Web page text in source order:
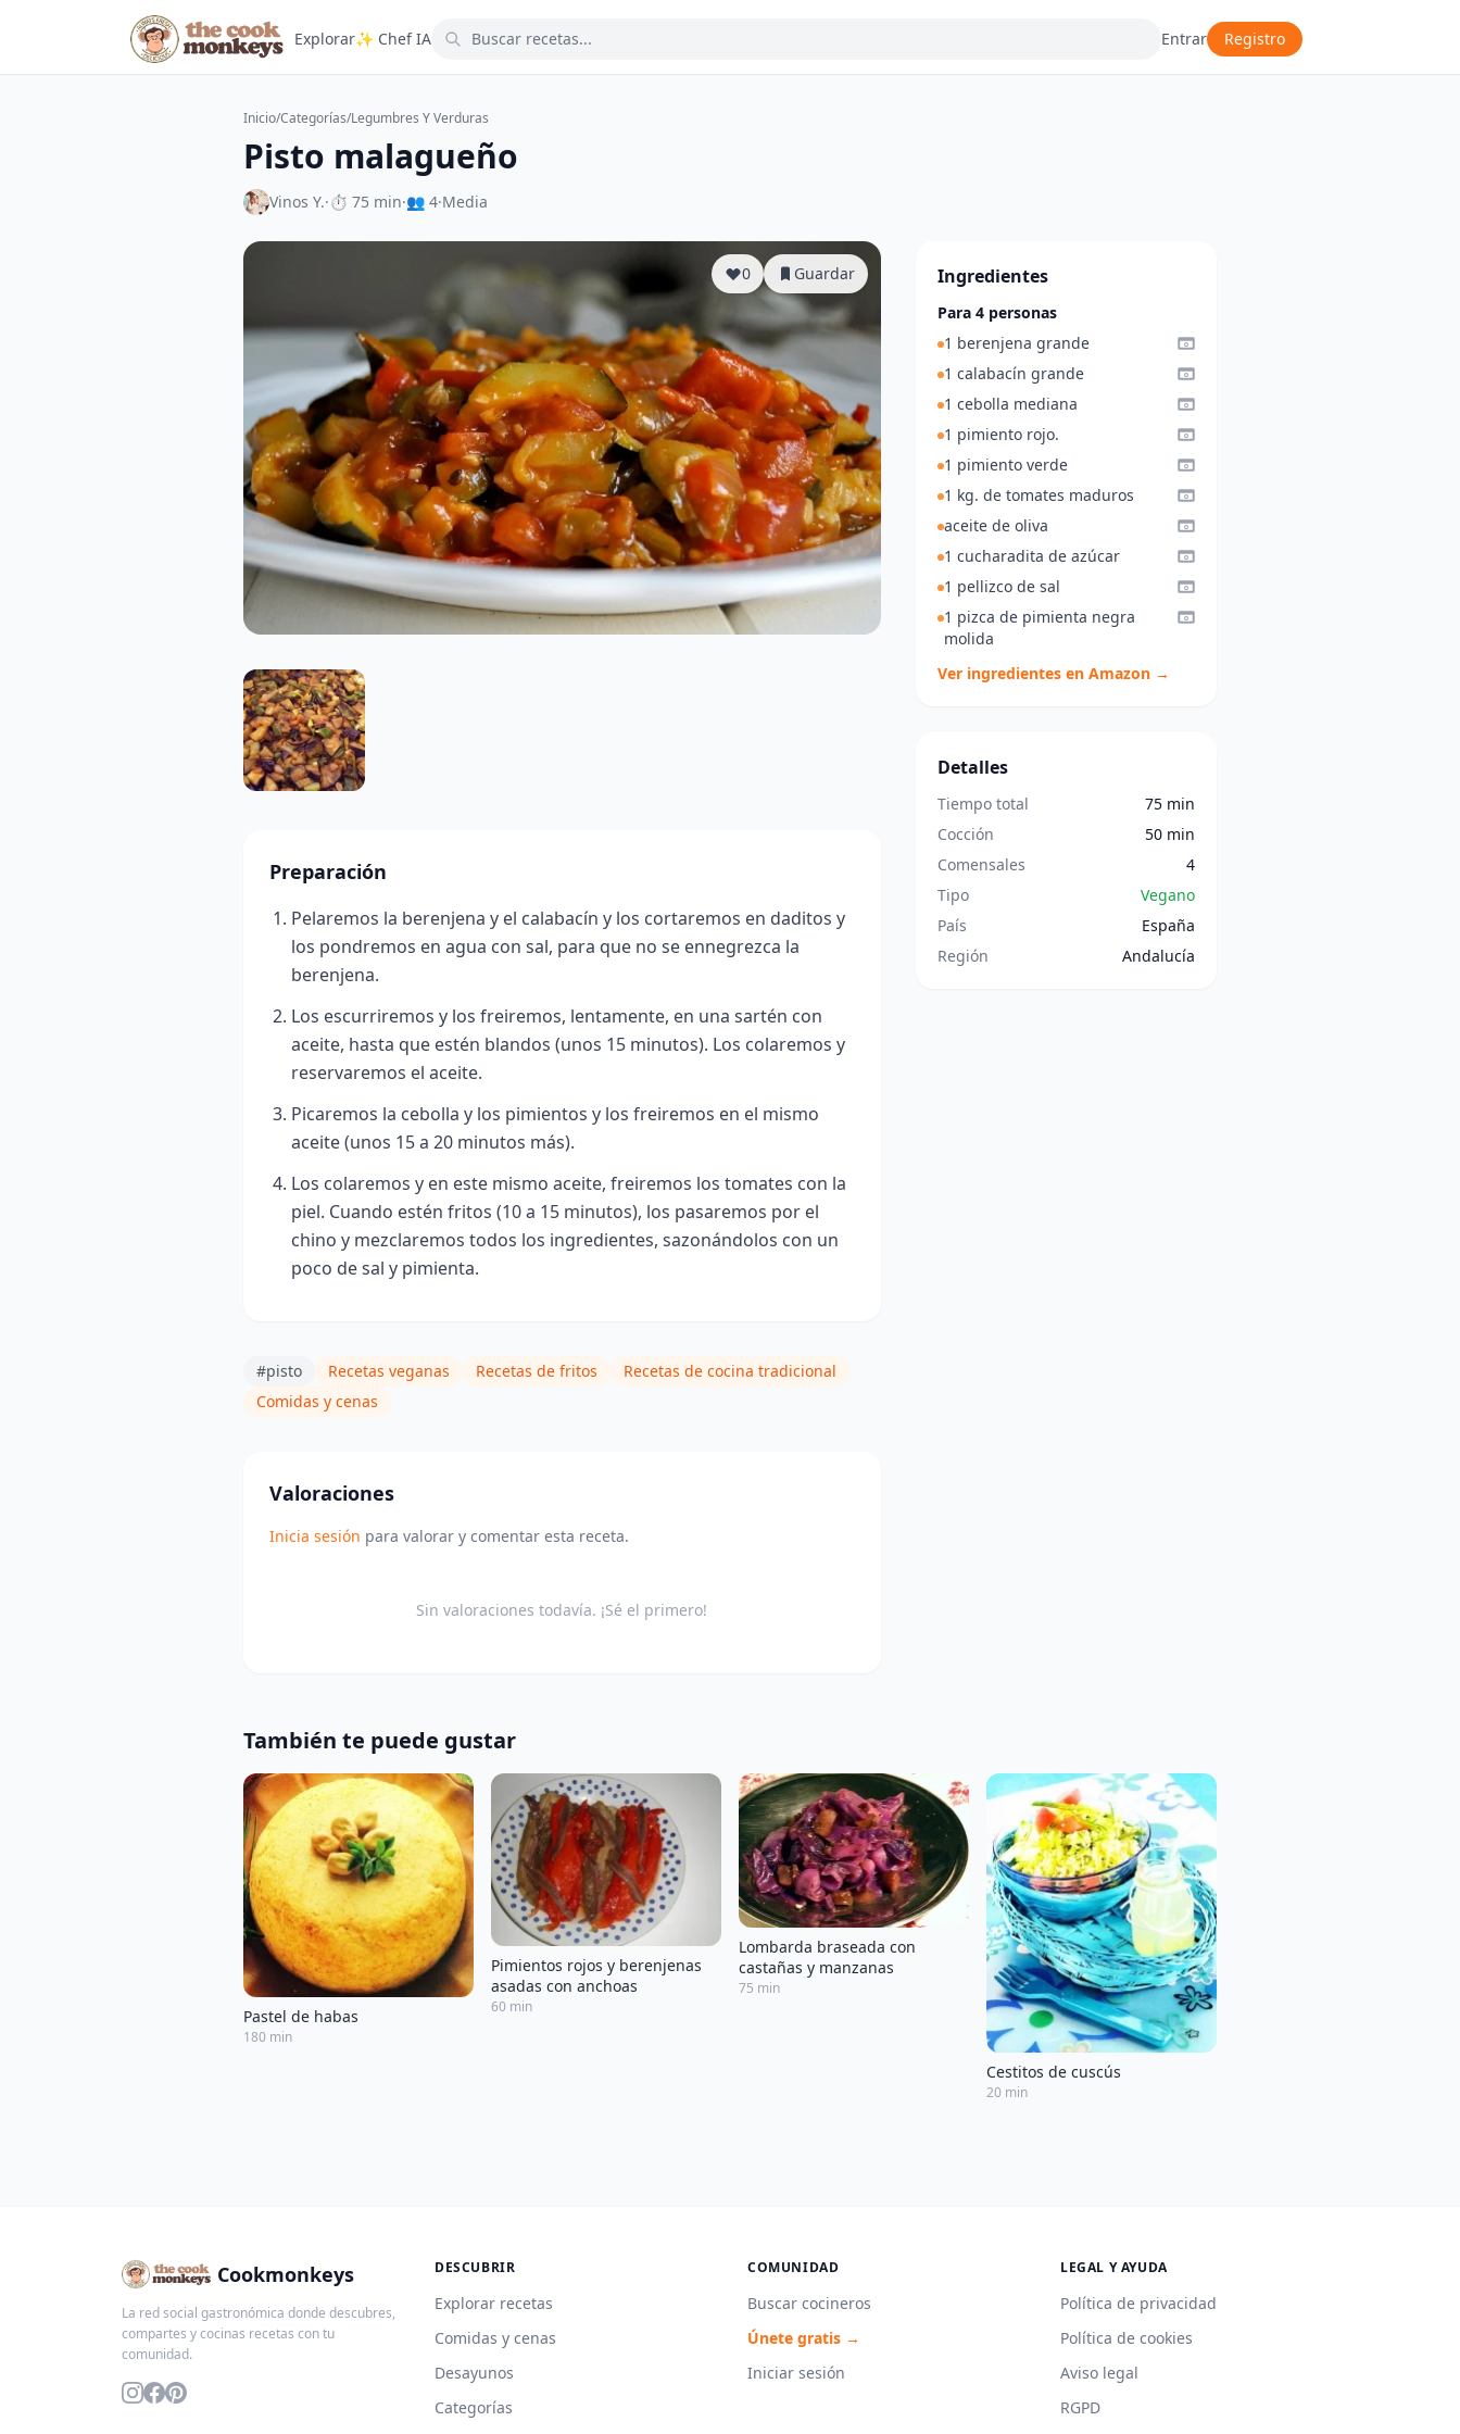
Explorar✨ Chef IA Entrar Registro
Inicio/Categorías/Legumbres Y Verduras
Pisto malagueño
Vinos Y.·⏱ 75 min·👥 4·Media
0 Guardar
Preparación
Pelaremos la berenjena y el calabacín y los cortaremos en daditos y
los pondremos en agua con sal, para que no se ennegrezca la
berenjena.
Los escurriremos y los freiremos, lentamente, en una sartén con
aceite, hasta que estén blandos (unos 15 minutos). Los colaremos y
reservaremos el aceite.
Picaremos la cebolla y los pimientos y los freiremos en el mismo
aceite (unos 15 a 20 minutos más).
Los colaremos y en este mismo aceite, freiremos los tomates con la
piel. Cuando estén fritos (10 a 15 minutos), los pasaremos por el
chino y mezclaremos todos los ingredientes, sazonándolos con un
poco de sal y pimienta.
#pisto Recetas veganas Recetas de fritos
Recetas de cocina tradicional
Comidas y cenas
Valoraciones
Inicia sesión para valorar y comentar esta receta.
Sin valoraciones todavía. ¡Sé el primero!
Ingredientes
Para 4 personas
1 berenjena grande
1 calabacín grande
1 cebolla mediana
1 pimiento rojo.
1 pimiento verde
1 kg. de tomates maduros
aceite de oliva
1 cucharadita de azúcar
1 pellizco de sal
1 pizca de pimienta negra
molida
Ver ingredientes en Amazon →
Detalles
Tiempo total
75 min
Cocción
50 min
Comensales
4
Tipo
Vegano
País
España
Región
Andalucía
También te puede gustar
Pastel de habas
180 min
Pimientos rojos y berenjenas
asadas con anchoas
60 min
Lombarda braseada con
castañas y manzanas
75 min
Cestitos de cuscús
20 min
Cookmonkeys
La red social gastronómica donde descubres,
compartes y cocinas recetas con tu
comunidad.
DESCUBRIR
Explorar recetas
Comidas y cenas
Desayunos
Categorías
COMUNIDAD
Buscar cocineros
Únete gratis →
Iniciar sesión
LEGAL Y AYUDA
Política de privacidad
Política de cookies
Aviso legal
RGPD